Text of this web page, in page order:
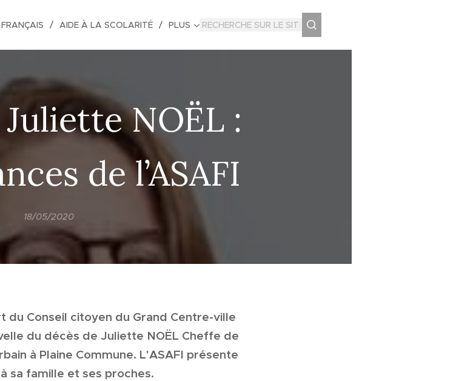
AIDE À LA SCOLARITÉ PLUS
NOËL :
de l’ASAFI
18/05/2020
du Conseil citoyen du Grand Centre-ville
du décès de Juliette NOËL Cheffe de
à Plaine Commune. L'ASAFI présente
sa famille et ses proches.